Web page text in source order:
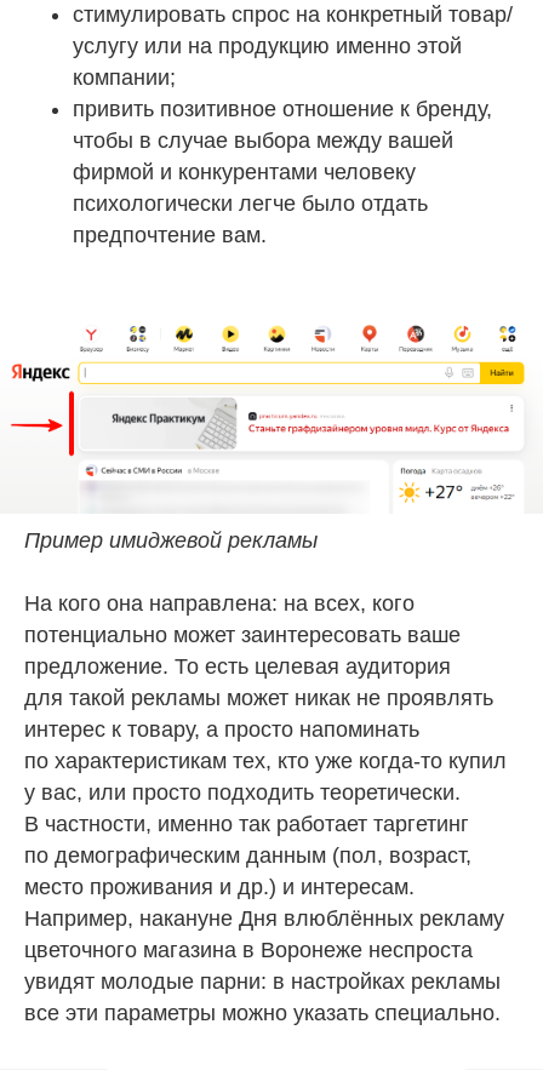
стимулировать спрос на конкретный товар/
услугу или на продукцию именно этой
компании;
привить позитивное отношение к бренду,
чтобы в случае выбора между вашей
фирмой и конкурентами человеку
психологически легче было отдать
предпочтение вам.
Пример имиджевой рекламы
На кого она направлена: на всех, кого
потенциально может заинтересовать ваше
предложение. То есть целевая аудитория
для такой рекламы может никак не проявлять
интерес к товару, а просто напоминать
по характеристикам тех, кто уже когда-то купил
у вас, или просто подходить теоретически.
В частности, именно так работает таргетинг
по демографическим данным (пол, возраст,
место проживания и др.) и интересам.
Например, накануне Дня влюблённых рекламу
цветочного магазина в Воронеже неспроста
увидят молодые парни: в настройках рекламы
все эти параметры можно указать специально.